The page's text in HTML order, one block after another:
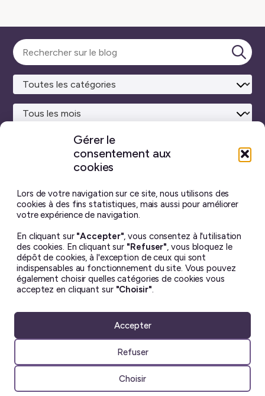
Gérer le
consentement aux
cookies
Lors de votre navigation sur ce site, nous utilisons des
cookies à des fins statistiques, mais aussi pour améliorer
votre expérience de navigation.
En cliquant sur "Accepter", vous consentez à l'utilisation
des cookies. En cliquant sur "Refuser", vous bloquez le
dépôt de cookies, à l'exception de ceux qui sont
indispensables au fonctionnement du site. Vous pouvez
également choisir quelles catégories de cookies vous
acceptez en cliquant sur "Choisir".
Accepter
Refuser
Choisir
la
Sélectionner
une
réalisé avecWordPress ♥et beaucoup de café.
intelligence artificielle générative.J’ai pris toutes les
photos moi-même, et chaque billet est écrit à la main.
de la licenseCreative Commons BY-NC-ND 4.0.
Il ne peut en aucun cas être altéré ou reproduit à des fins
commerciales. Si vous souhaitez utiliser une de mes photos
– dans un but non lucratif uniquement – merci de me
demander la permission avant ☺︎